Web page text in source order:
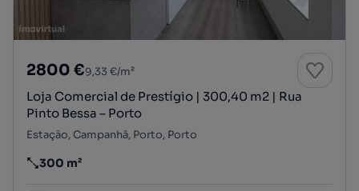
2800 €9,33 €/m²
Loja Comercial de Prestígio | 300,40 m2 | Rua
Pinto Bessa – Porto
Estação, Campanhã, Porto, Porto
Preço por metro quadrado
300 m²